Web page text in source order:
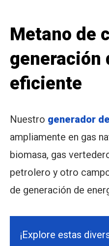
Metano de
generación
eficiente
Nuestro generador
ampliamente en gas
biomasa, gas
petrolero y otro
de generación de
¡Explore estas